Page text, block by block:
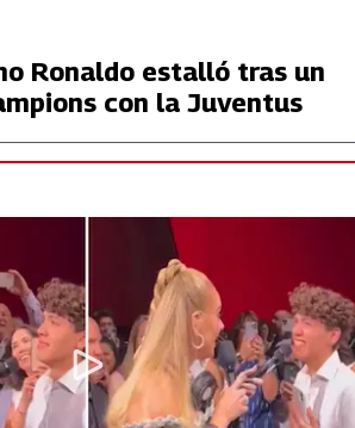
Ronaldo estalló tras un
con la Juventus